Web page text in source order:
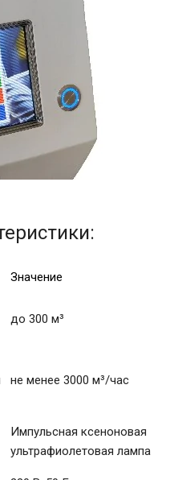
Значение
до 300 м³
не менее 3000 м³/час
Импульсная ксеноновая
ультрафиолетовая лампа